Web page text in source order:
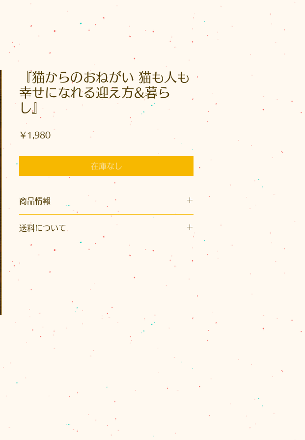
『猫からのおねがい 猫も人も
幸せになれる迎え方&暮ら
し』
￥1,980価
在庫なし
商品情報
サイズ ：四六判（縦188×横130×厚さ13(mm)）
ページ数：176ページ
※本書の売り上げの１冊あたり22（にゃんにゃん）
円が犬猫のための福祉活動へ寄付となります。
送料について
こちらの商品はクリックポスト利用可能です。
※発送はクリックポスト（¥200）、佐川急便（60サ
イズ）またはレターパックプラス（¥600）のいずれ
かとなります。また、60サイズを超える場合とお送
り先が沖縄県の場合は、別途計算してご連絡させて
いただきます。
ご注文後に荷物の量を確認し、改めて受注メールで
送料をご案内いたします。
なお、1回のお買い物で商品代金の合計が11,000円
（税込）以上の場合は、1箇所の配達のクリックポス
ラスは半額となります。